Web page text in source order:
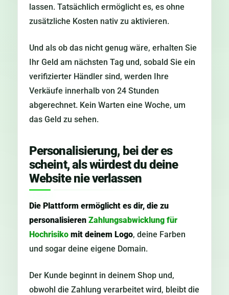
lassen. Tatsächlich ermöglicht es, es ohne
zusätzliche Kosten nativ zu aktivieren.
Und als ob das nicht genug wäre, erhalten Sie
Ihr Geld am nächsten Tag und, sobald Sie ein
verifizierter Händler sind, werden Ihre
Verkäufe innerhalb von 24 Stunden
abgerechnet. Kein Warten eine Woche, um
das Geld zu sehen.
Personalisierung, bei der es
scheint, als würdest du deine
Website nie verlassen
Die Plattform ermöglicht es dir, die zu
personalisieren Zahlungsabwicklung für
Hochrisiko mit deinem Logo, deine Farben
und sogar deine eigene Domain.
Der Kunde beginnt in deinem Shop und,
obwohl die Zahlung verarbeitet wird, bleibt die